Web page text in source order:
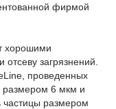
фирмой
хорошими
загрязнений.
проведенных
размером 6 мкм и
частицы размером